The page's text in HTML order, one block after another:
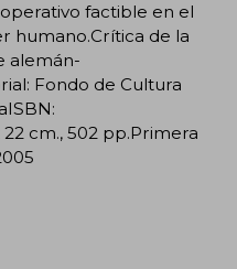
factible en el
humano.Crítica de la
alemán-
Fondo de Cultura
cm., 502 pp.Primera